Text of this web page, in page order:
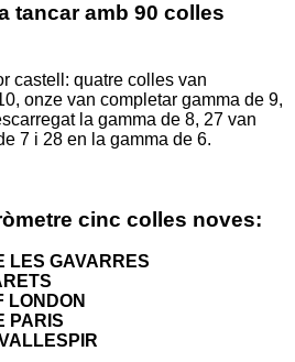
tancar amb 90 colles
castell: quatre colles van
onze van completar gamma de 9,
la gamma de 8, 27 van
7 i 28 en la gamma de 6.
cinc colles noves:
LES GAVARRES
LONDON
PARIS